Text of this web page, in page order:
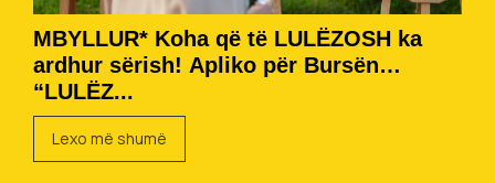
MBYLLUR* Koha që të LULËZOSH ka
ardhur sërish! Apliko për Bursën
“LULËZ...
Lexo më shumë